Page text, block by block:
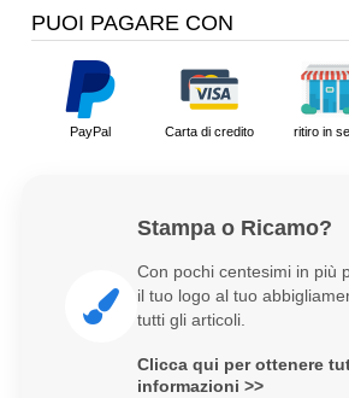
PUOI PAGARE CON
PayPal Carta di credito ritiro in
Stampa o Ricamo?
Con pochi centesimi in più
il tuo logo al tuo
tutti gli articoli.
Clicca qui per ottenere
informazioni >>